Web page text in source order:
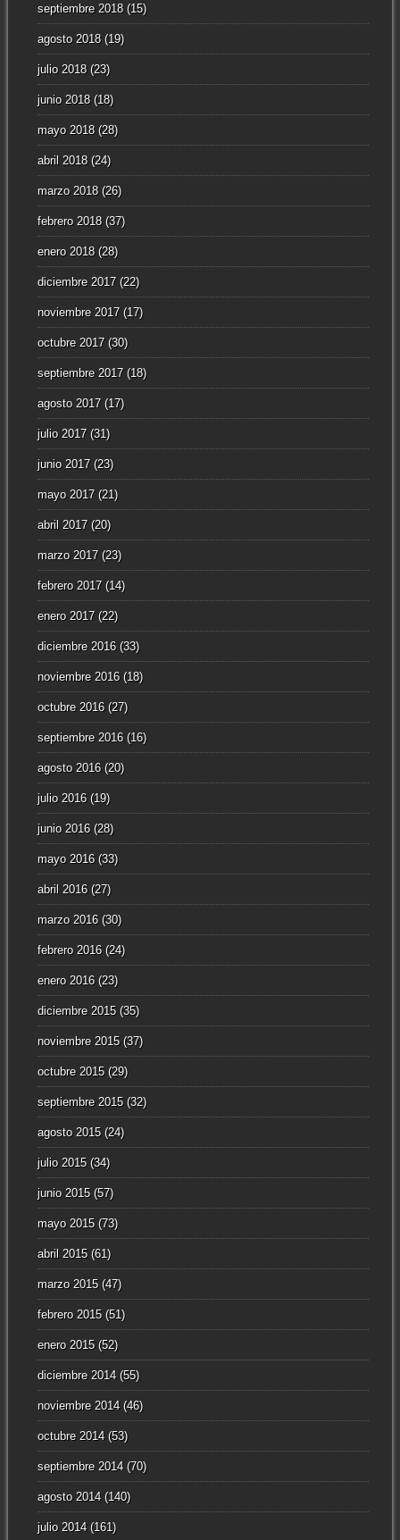
septiembre 2018(15)
agosto 2018(19)
julio 2018(23)
junio 2018(18)
mayo 2018(28)
abril 2018(24)
marzo 2018(26)
febrero 2018(37)
enero 2018(28)
diciembre 2017(22)
noviembre 2017(17)
octubre 2017(30)
septiembre 2017(18)
agosto 2017(17)
julio 2017(31)
junio 2017(23)
mayo 2017(21)
abril 2017(20)
marzo 2017(23)
febrero 2017(14)
enero 2017(22)
diciembre 2016(33)
noviembre 2016(18)
octubre 2016(27)
septiembre 2016(16)
agosto 2016(20)
julio 2016(19)
junio 2016(28)
mayo 2016(33)
abril 2016(27)
marzo 2016(30)
febrero 2016(24)
enero 2016(23)
diciembre 2015(35)
noviembre 2015(37)
octubre 2015(29)
septiembre 2015(32)
agosto 2015(24)
julio 2015(34)
junio 2015(57)
mayo 2015(73)
abril 2015(61)
marzo 2015(47)
febrero 2015(51)
enero 2015(52)
diciembre 2014(55)
noviembre 2014(46)
octubre 2014(53)
septiembre 2014(70)
agosto 2014(140)
julio 2014(161)